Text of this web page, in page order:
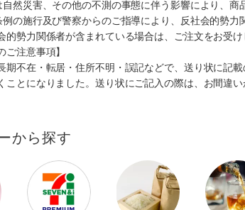
然災害、その他の不測の事態に伴う影響により、
の施行及び警察からのご指導により、反社会的勢
的勢力関係者が含まれている場合は、ご注文をお受
ご注意事項】
期不在・転居・住所不明・誤記などで、送り状に記
ことになりました。送り状にご記入の際は、お間違
から探す